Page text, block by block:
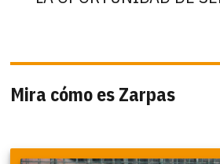
Mira cómo es Zarpas